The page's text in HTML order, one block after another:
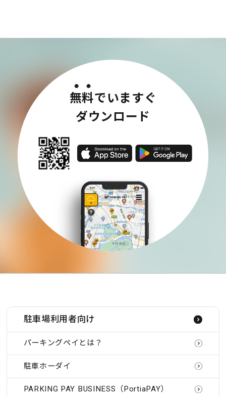
無料でいますぐ
ダウンロード
駐車場利用者向け
パーキングペイとは？
駐車ホーダイ
PARKING PAY BUSINESS（PortiaPAY）